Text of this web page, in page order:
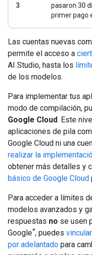
3
pasaron 30
primer pago
Las cuentas nuevas
permite el acceso a
AI Studio, hasta los
de los modelos.
Para implementar tus
modo de compilación,
Google Cloud. Este
aplicaciones de pila
Google Cloud ni una
realizar la
obtener más detalles y
básico de Google Cloud
Para acceder a límites
modelos avanzados y
respuestas no se usen
Google*, puedes
por adelantado para